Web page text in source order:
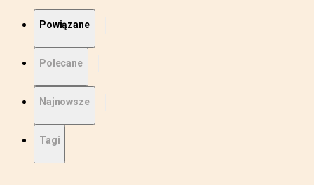
Powiązane
Polecane
Najnowsze
Tagi